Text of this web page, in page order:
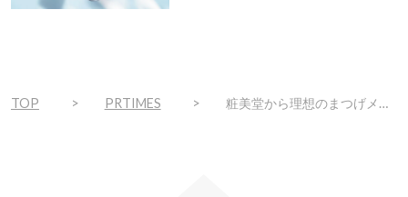
TOP PRTIMES 粧美堂から理想のまつげメイクを叶える2アイテム新登場！2WAYコーム＆ソフトガードで仕上がり自由自在